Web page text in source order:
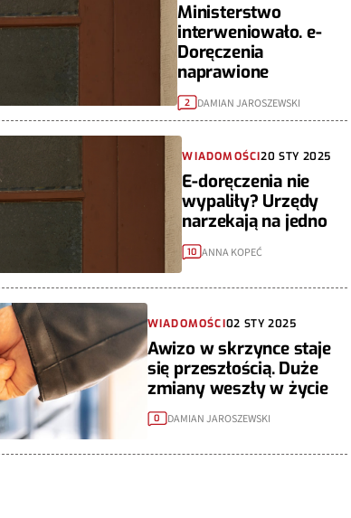
Ministerstwo
interweniowało. e-
Doręczenia
naprawione
2 DAMIAN JAROSZEWSKI
WIADOMOŚCI20 STY 2025
E-doręczenia nie
wypaliły? Urzędy
narzekają na jedno
10 ANNA KOPEĆ
WIADOMOŚCI02 STY 2025
Awizo w skrzynce staje
się przeszłością. Duże
zmiany weszły w życie
0 DAMIAN JAROSZEWSKI